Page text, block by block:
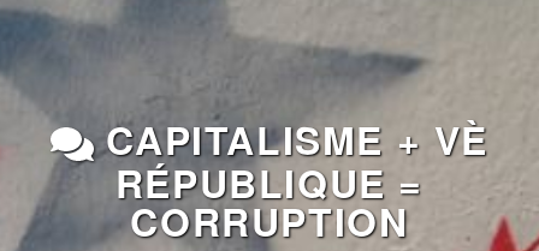
CAPITALISME + VÈ
RÉPUBLIQUE =
CORRUPTION